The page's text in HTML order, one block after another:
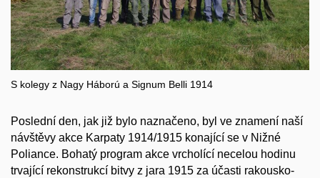
S kolegy z Nagy Háború a Signum Belli 1914
Poslední den, jak již bylo naznačeno, byl ve znamení naší
návštěvy akce Karpaty 1914/1915 konající se v Nižné
Poliance. Bohatý program akce vrcholící necelou hodinu
trvající rekonstrukcí bitvy z jara 1915 za účasti rakousko-